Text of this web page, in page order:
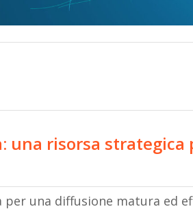
una risorsa strategica
una diffusione matura ed